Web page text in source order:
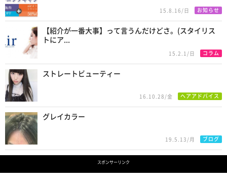
15.8.16/日 お知らせ
【紹介が一番大事】って言うんだけどさ。(スタイリス
トにア...
15.2.1/日 コラム
ストレートビューティー
16.10.28/金 ヘアアドバイス
グレイカラー
19.5.13/月 ブログ
スポンサーリンク